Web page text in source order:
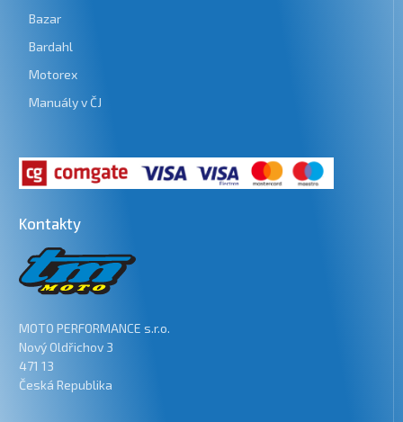
Bazar
Bardahl
Motorex
Manuály v ČJ
Kontakty
MOTO PERFORMANCE s.r.o.
Nový Oldřichov 3
471 13
Česká Republika